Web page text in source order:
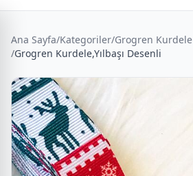
Ana Sayfa/Kategoriler/Grogren Kurdele
/Grogren Kurdele,Yılbaşı Desenli